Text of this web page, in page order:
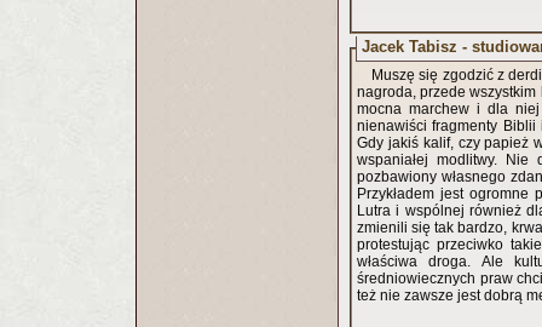
Jacek Tabisz -
Muszę się zgodzić z
nagroda, przede
mocna marchew i dla
nienawiści fragmenty
Gdy jakiś kalif, czy papież
wspaniałej modlitwy.
pozbawiony własnego
Przykładem jest
Lutra i wspólnej również
zmienili się tak bardzo,
protestując przeciwko
właściwa droga. Ale
średniowiecznych praw
też nie zawsze jest dobrą